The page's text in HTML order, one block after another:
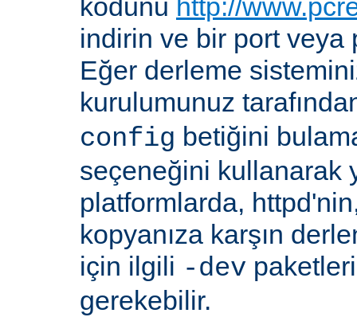
kodunu http://
indirin ve bir port veya
Eğer derleme
kurulumunuz
config betiğini
seçeneğini kullanarak
platformlarda,
kopyanıza karşın
için ilgili -dev
gerekebilir.